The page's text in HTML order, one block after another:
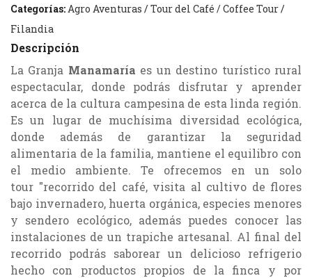
Categorías: Agro Aventuras /Tour del Café / Coffee Tour/
Filandia
Descripción
La Granja Manamaría es un destino turístico rural
espectacular, donde podrás disfrutar y aprender
acerca de la cultura campesina de esta linda región.
Es un lugar de muchísima diversidad ecológica,
donde además de garantizar la seguridad
alimentaria de la familia, mantiene el equilibro con
el medio ambiente. Te ofrecemos en un solo
tour "recorrido del café, visita al cultivo de flores
bajo invernadero, huerta orgánica, especies menores
y sendero ecológico, además puedes conocer las
instalaciones de un trapiche artesanal. Al final del
recorrido podrás saborear un delicioso refrigerio
hecho con productos propios de la finca y por